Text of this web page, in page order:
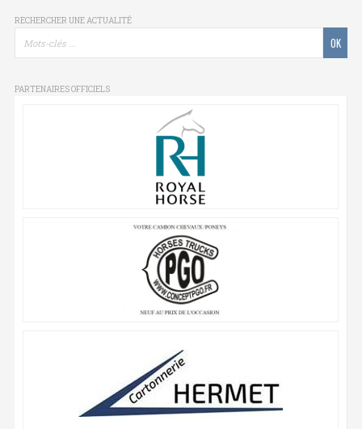
RECHERCHER UNE ACTUALITÉ
PARTENAIRES OFFICIELS